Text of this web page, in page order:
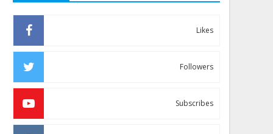
Likes
Followers
Subscribes